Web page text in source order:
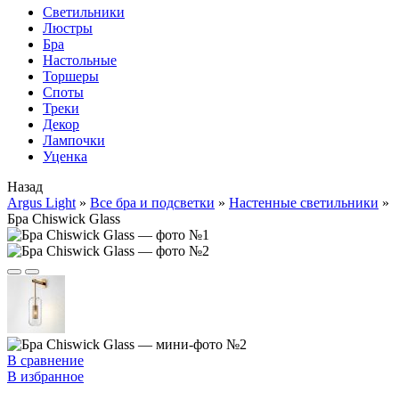
Cветильники
Люстры
Бра
Настольные
Торшеры
Споты
Треки
Декор
Лампочки
Уценка
Назад
Argus Light » Все бра и подсветки » Настенные светильники »
Бра Chiswick Glass
В сравнение
В избранное